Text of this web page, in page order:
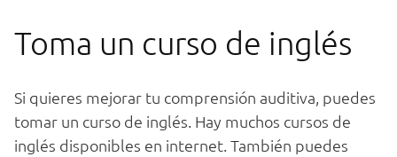
Toma un curso de inglés
Si quieres mejorar tu comprensión auditiva, puedes
tomar un curso de inglés. Hay muchos cursos de
inglés disponibles en internet. También puedes